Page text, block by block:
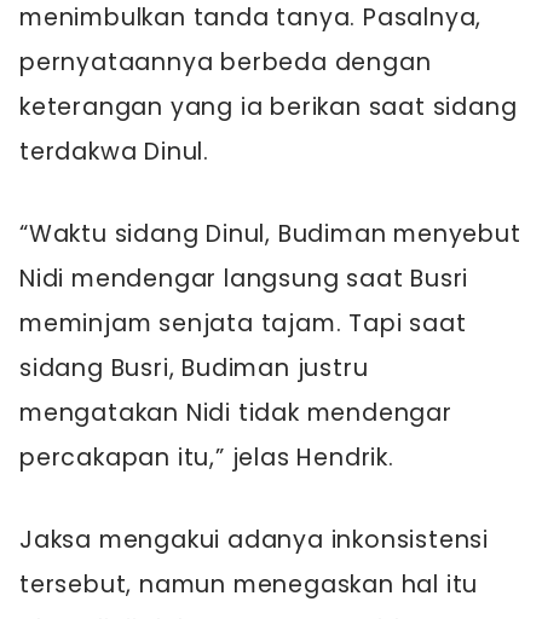
menimbulkan tanda tanya. Pasalnya,
pernyataannya berbeda dengan
keterangan yang ia berikan saat sidang
terdakwa Dinul.
“Waktu sidang Dinul, Budiman menyebut
Nidi mendengar langsung saat Busri
meminjam senjata tajam. Tapi saat
sidang Busri, Budiman justru
mengatakan Nidi tidak mendengar
percakapan itu,” jelas Hendrik.
Jaksa mengakui adanya inkonsistensi
tersebut, namun menegaskan hal itu